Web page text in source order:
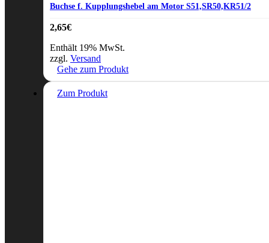
Buchse f. Kupplungshebel am Motor S51,SR50,KR51/2
2,65€
Enthält 19% MwSt.
zzgl. Versand
Gehe zum Produkt
Zum Produkt